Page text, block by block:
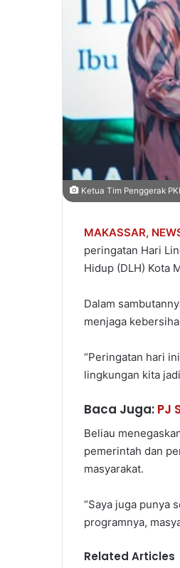
Ketua Tim Penggerak
MAKASSAR,
peringatan Hari
Hidup (DLH) Kota
Dalam
menjaga
“Peringatan hari
lingkungan kita
Baca Juga: PJ
Beliau
pemerintah dan
masyarakat.
“Saya juga punya
programnya,
Related Articles